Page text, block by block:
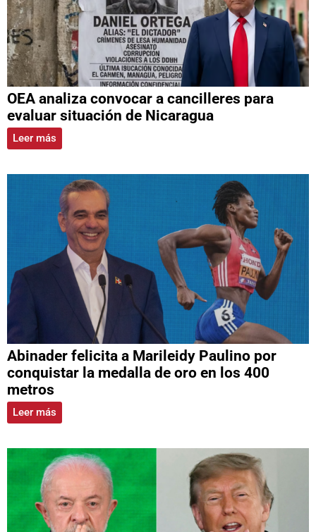
OEA analiza convocar a cancilleres para
evaluar situación de Nicaragua
Leer más
Abinader felicita a Marileidy Paulino por
conquistar la medalla de oro en los 400
metros
Leer más